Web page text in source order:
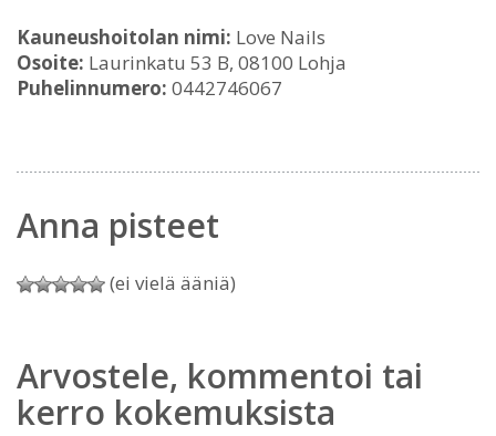
Kauneushoitolan nimi: Love Nails
Osoite: Laurinkatu 53 B, 08100 Lohja
Puhelinnumero: 0442746067
Anna pisteet
(ei vielä ääniä)
Arvostele, kommentoi tai
kerro kokemuksista